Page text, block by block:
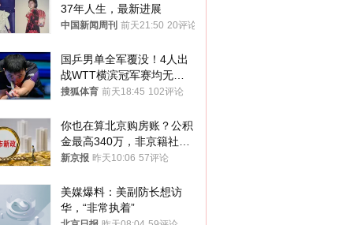
37年人生，最新进展
中国新闻周刊 前天21:50 20评论
国乒男单全军覆没！4人出
战WTT横滨冠军赛均无缘
八强
搜狐体育 前天18:45 102评论
你也在算北京购房账？公积
金最高340万，非京籍社保
1年
新京报 昨天10:06 57评论
美媒爆料：美副防长想访
华，“非常执着”